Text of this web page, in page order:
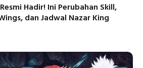
Hadir! Ini Perubahan Skill,
dan Jadwal Nazar King